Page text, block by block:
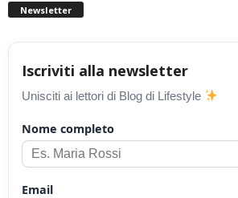
Newsletter
Iscriviti alla newsletter
Unisciti ai lettori di Blog di Lifestyle
Nome completo
Email